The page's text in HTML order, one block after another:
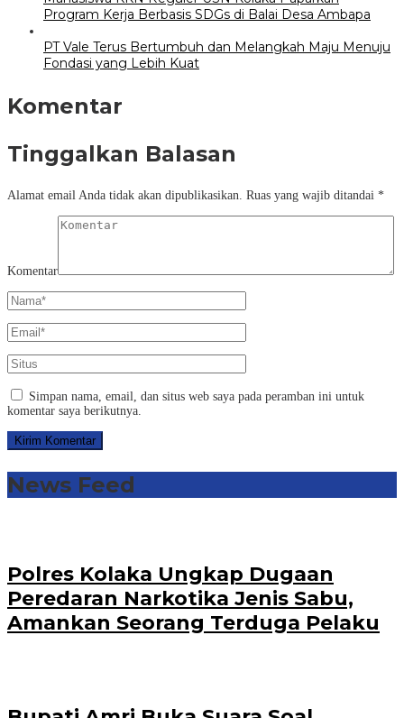
Program Kerja Berbasis SDGs di Balai Desa Ambapa
PT Vale Terus Bertumbuh dan Melangkah Maju Menuju
Fondasi yang Lebih Kuat
Komentar
Tinggalkan Balasan
Alamat email Anda tidak akan dipublikasikan. Ruas yang wajib ditandai *
Komentar
Simpan nama, email, dan situs web saya pada peramban ini untuk
komentar saya berikutnya.
News Feed
Polres Kolaka Ungkap Dugaan
Peredaran Narkotika Jenis Sabu,
Amankan Seorang Terduga Pelaku